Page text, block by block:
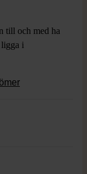
till och med ha
i